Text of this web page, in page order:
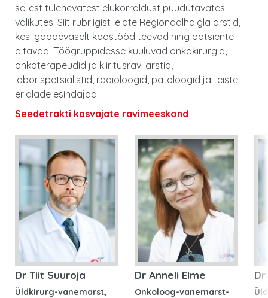
sellest tulenevatest elukorraldust puudutavates
valikutes. Siit rubriigist leiate Regionaalhaigla arstid,
kes igapäevaselt koostööd teevad ning patsiente
aitavad. Töögruppidesse kuuluvad onkokirurgid,
onkoterapeudid ja kiiritusravi arstid,
laborispetsialistid, radioloogid, patoloogid ja teiste
erialade esindajad.
Seedetrakti kasvajate ravimeeskond
Dr Tiit Suuroja
Üldkirurg-vanemarst,
Dr Anneli Elme
Onkoloog-vanemarst-